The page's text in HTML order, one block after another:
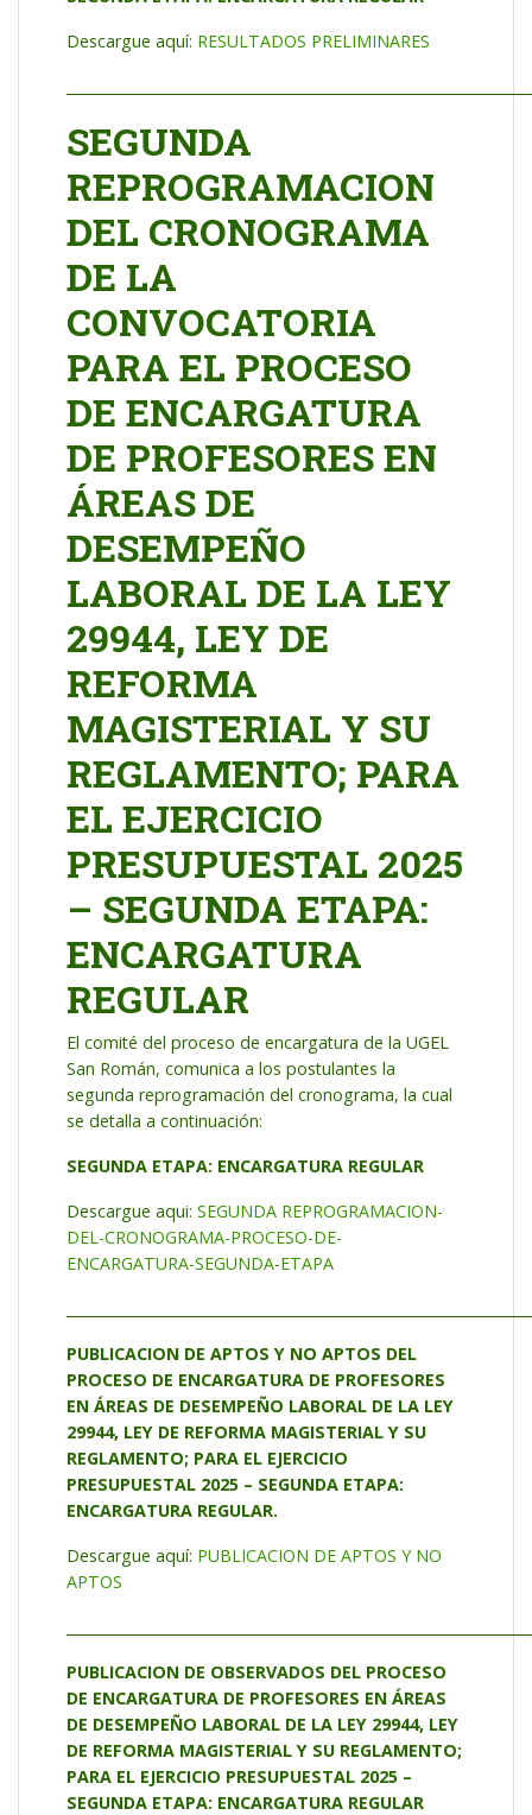
Descargue aquí: RESULTADOS PRELIMINARES
SEGUNDA
REPROGRAMACION
DEL CRONOGRAMA
DE LA
CONVOCATORIA
PARA EL PROCESO
DE ENCARGATURA
DE PROFESORES EN
ÁREAS DE
DESEMPEÑO
LABORAL DE LA LEY
29944, LEY DE
REFORMA
MAGISTERIAL Y SU
REGLAMENTO; PARA
EL EJERCICIO
PRESUPUESTAL 2025
– SEGUNDA ETAPA:
ENCARGATURA
REGULAR
El comité del proceso de encargatura de la UGEL
San Román, comunica a los postulantes la
segunda reprogramación del cronograma, la cual
se detalla a continuación:
SEGUNDA ETAPA: ENCARGATURA REGULAR
Descargue aqui: SEGUNDA REPROGRAMACION-
DEL-CRONOGRAMA-PROCESO-DE-
ENCARGATURA-SEGUNDA-ETAPA
PUBLICACION DE APTOS Y NO APTOS DEL
PROCESO DE ENCARGATURA DE PROFESORES
EN ÁREAS DE DESEMPEÑO LABORAL DE LA LEY
29944, LEY DE REFORMA MAGISTERIAL Y SU
REGLAMENTO; PARA EL EJERCICIO
PRESUPUESTAL 2025 – SEGUNDA ETAPA:
ENCARGATURA REGULAR.
Descargue aquí: PUBLICACION DE APTOS Y NO
APTOS
PUBLICACION DE OBSERVADOS DEL PROCESO
DE ENCARGATURA DE PROFESORES EN ÁREAS
DE DESEMPEÑO LABORAL DE LA LEY 29944, LEY
DE REFORMA MAGISTERIAL Y SU REGLAMENTO;
PARA EL EJERCICIO PRESUPUESTAL 2025 –
SEGUNDA ETAPA: ENCARGATURA REGULAR